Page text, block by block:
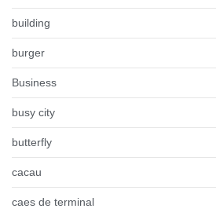
building
burger
Business
busy city
butterfly
cacau
caes de terminal